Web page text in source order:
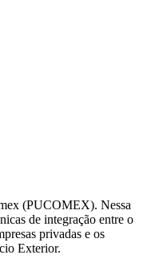
(PUCOMEX). Nessa
de integração entre o
privadas e os
Exterior.